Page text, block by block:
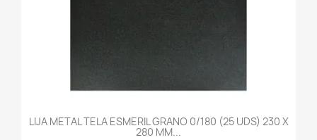
LIJA METAL TELA ESMERIL GRANO 0/180 (25 UDS) 230 X
280 MM...